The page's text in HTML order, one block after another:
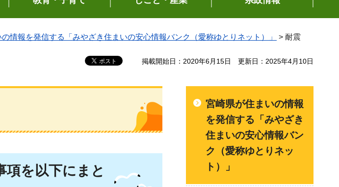
情報を発信する「みやざき住まいの安心情報バンク（愛称ゆとりネット）」 > 耐震
掲載開始日：2020年6月15日 更新日：2025年4月10日
項を以下にまと
宮崎県が住まいの情報
を発信する「みやざき
住まいの安心情報バン
ク（愛称ゆとりネッ
ト）」